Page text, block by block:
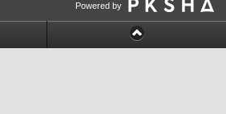
Powered by